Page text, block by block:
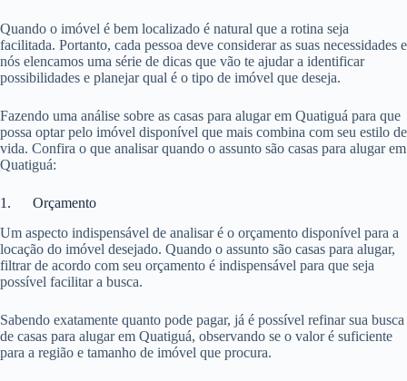
Quando o imóvel é bem localizado é natural que a rotina seja
facilitada. Portanto, cada pessoa deve considerar as suas necessidades e
nós elencamos uma série de dicas que vão te ajudar a identificar
possibilidades e planejar qual é o tipo de imóvel que deseja.
Fazendo uma análise sobre as casas para alugar em Quatiguá para que
possa optar pelo imóvel disponível que mais combina com seu estilo de
vida. Confira o que analisar quando o assunto são casas para alugar em
Quatiguá:
1. Orçamento
Um aspecto indispensável de analisar é o orçamento disponível para a
locação do imóvel desejado. Quando o assunto são casas para alugar,
filtrar de acordo com seu orçamento é indispensável para que seja
possível facilitar a busca.
Sabendo exatamente quanto pode pagar, já é possível refinar sua busca
de casas para alugar em Quatiguá, observando se o valor é suficiente
para a região e tamanho de imóvel que procura.